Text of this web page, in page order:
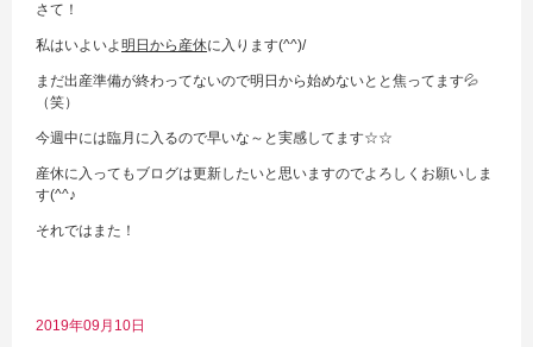
さて！
私はいよいよ明日から産休に入ります(^^)/
まだ出産準備が終わってないので明日から始めないとと焦ってます💦
（笑）
今週中には臨月に入るので早いな～と実感してます☆☆
産休に入ってもブログは更新したいと思いますのでよろしくお願いしま
す(^^♪
それではまた！
2019年09月10日